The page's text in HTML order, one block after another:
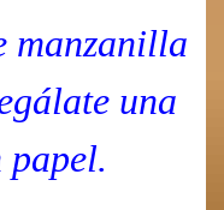
manzanilla
una